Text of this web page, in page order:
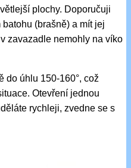
plochy. Doporučuji
(brašně) a mít jej
zavazadle nemohly na víko
do úhlu 150-160°, což
Otevření jednou
rychleji, zvedne se s